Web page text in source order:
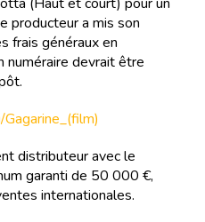
(Haut et court) pour un
producteur a mis son
frais généraux en
numéraire devrait être
distributeur avec le
garanti de 50 000 €,
internationales.